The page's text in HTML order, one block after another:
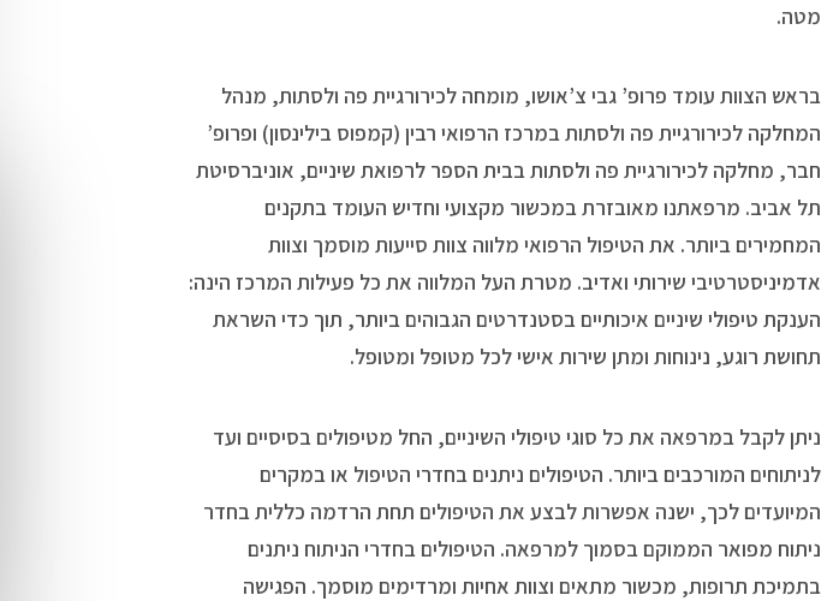
מטה.
בראש הצוות עומד פרופ’ גבי צ’אושו, מומחה לכירורגיית פה ולסתות, מנהל
המחלקה לכירורגיית פה ולסתות במרכז הרפואי רבין (קמפוס בילינסון) ופרופ’
חבר, מחלקה לכירורגיית פה ולסתות בבית הספר לרפואת שיניים, אוניברסיטת
תל אביב. מרפאתנו מאובזרת במכשור מקצועי וחדיש העומד בתקנים
המחמירים ביותר. את הטיפול הרפואי מלווה צוות סייעות מוסמך וצוות
אדמיניסטרטיבי שירותי ואדיב. מטרת העל המלווה את כל פעילות המרכז הינה:
הענקת טיפולי שיניים איכותיים בסטנדרטים הגבוהים ביותר, תוך כדי השראת
תחושת רוגע, נינוחות ומתן שירות אישי לכל מטופל ומטופל.
ניתן לקבל במרפאה את כל סוגי טיפולי השיניים, החל מטיפולים בסיסיים ועד
לניתוחים המורכבים ביותר. הטיפולים ניתנים בחדרי הטיפול או במקרים
המיועדים לכך, ישנה אפשרות לבצע את הטיפולים תחת הרדמה כללית בחדר
ניתוח מפואר הממוקם בסמוך למרפאה. הטיפולים בחדרי הניתוח ניתנים
בתמיכת תרופות, מכשור מתאים וצוות אחיות ומרדימים מוסמך. הפגישה